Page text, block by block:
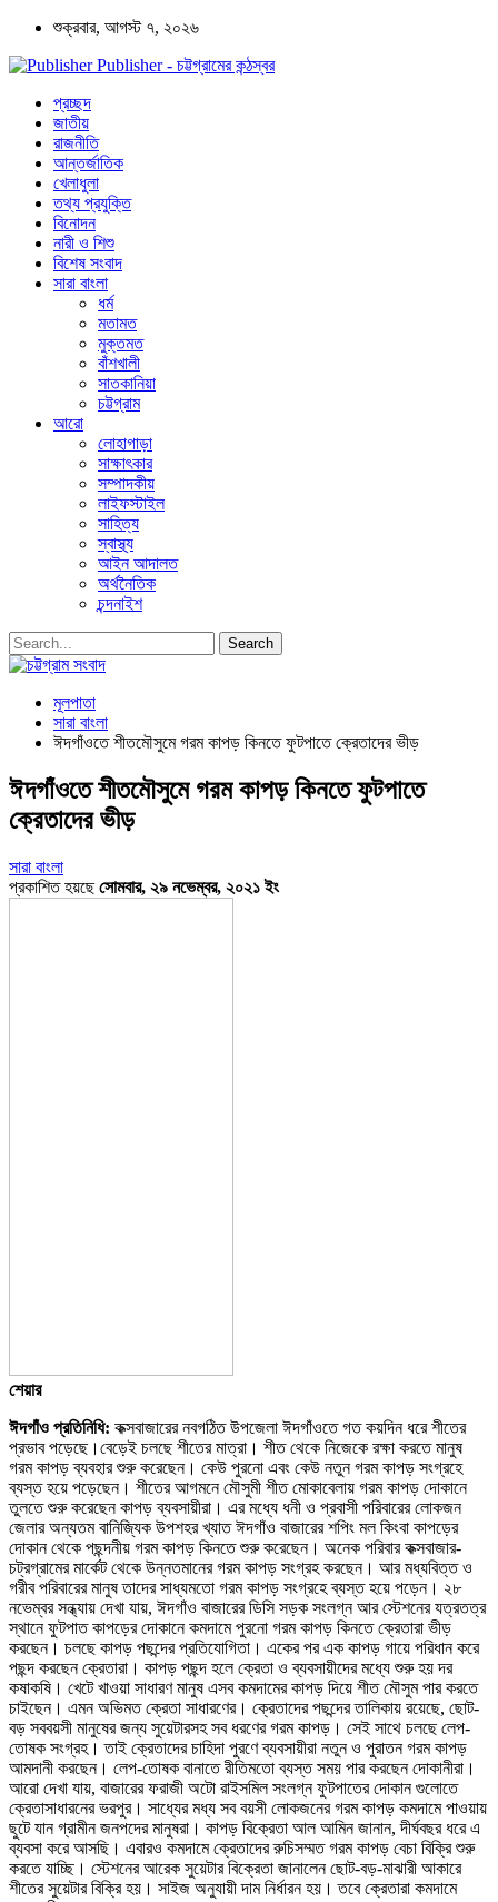
শুক্রবার, আগস্ট ৭, ২০২৬
Publisher - চট্টগ্রামের কন্ঠস্বর
প্রচ্ছদ
জাতীয়
রাজনীতি
আন্তর্জাতিক
খেলাধুলা
তথ্য প্রযুক্তি
বিনোদন
নারী ও শিশু
বিশেষ সংবাদ
সারা বাংলা
ধর্ম
মতামত
মুক্তমত
বাঁশখালী
সাতকানিয়া
চট্টগ্রাম
আরো
লোহাগাড়া
সাক্ষাৎকার
সম্পাদকীয়
লাইফস্টাইল
সাহিত্য
স্বাস্থ্য
আইন আদালত
অর্থনৈতিক
চন্দনাইশ
মূলপাতা
সারা বাংলা
ঈদগাঁওতে শীতমৌসুমে গরম কাপড় কিনতে ফুটপাতে ক্রেতাদের ভীড়
ঈদগাঁওতে শীতমৌসুমে গরম কাপড় কিনতে ফুটপাতে
ক্রেতাদের ভীড়
সারা বাংলা
প্রকাশিত হয়ছেসোমবার, ২৯ নভেম্বর, ২০২১ ইং
শেয়ার
ঈদগাঁও প্রতিনিধি: কক্সবাজারের নবগঠিত উপজেলা ঈদগাঁওতে গত কয়দিন ধরে শীতের
প্রভাব পড়েছে।বেড়েই চলছে শীতের মাত্রা। শীত থেকে নিজেকে রক্ষা করতে মানুষ
গরম কাপড় ব্যবহার শুরু করেছেন। কেউ পুরনো এবং কেউ নতুন গরম কাপড় সংগ্রহে
ব্যস্ত হয়ে পড়েছেন। শীতের আগমনে মৌসুমী শীত মোকাবেলায় গরম কাপড় দোকানে
তুলতে শুরু করেছেন কাপড় ব্যবসায়ীরা। এর মধ্যে ধনী ও প্রবাসী পরিবারের লোকজন
জেলার অন্যতম বানিজ্যিক উপশহর খ্যাত ঈদগাঁও বাজারের শপিং মল কিংবা কাপড়ের
দোকান থেকে পছন্দনীয় গরম কাপড় কিনতে শুরু করেছেন। অনেক পরিবার কক্সবাজার-
চট্রগ্রামের মার্কেট থেকে উন্নতমানের গরম কাপড় সংগ্রহ করছেন। আর মধ্যবিত্ত ও
গরীব পরিবারের মানুষ তাদের সাধ্যমতো গরম কাপড় সংগ্রহে ব্যস্ত হয়ে পড়েন। ২৮
নভেম্বর সন্ধ্যায় দেখা যায়, ঈদগাঁও বাজারের ডিসি সড়ক সংলগ্ন আর স্টেশনের যত্রতত্র
স্থানে ফুটপাত কাপড়ের দোকানে কমদামে পুরনো গরম কাপড় কিনতে ক্রেতারা ভীড়
করছেন। চলছে কাপড় পছন্দের প্রতিযোগিতা। একের পর এক কাপড় গায়ে পরিধান করে
পছন্দ করছেন ক্রেতারা। কাপড় পছন্দ হলে ক্রেতা ও ব্যবসায়ীদের মধ্যে শুরু হয় দর
কষাকষি। খেটে খাওয়া সাধারণ মানুষ এসব কমদামের কাপড় দিয়ে শীত মৌসুম পার করতে
চাইছেন। এমন অভিমত ক্রেতা সাধারণের। ক্রেতাদের পছন্দের তালিকায় রয়েছে, ছোট-
বড় সববয়সী মানুষের জন্য সুয়েটারসহ সব ধরণের গরম কাপড়। সেই সাথে চলছে লেপ-
তোষক সংগ্রহ। তাই ক্রেতাদের চাহিদা পুরণে ব্যবসায়ীরা নতুন ও পুরাতন গরম কাপড়
আমদানী করছেন। লেপ-তোষক বানাতে রীতিমতো ব্যস্ত সময় পার করছেন দোকানীরা।
আরো দেখা যায়, বাজারের ফরাজী অটো রাইসমিল সংলগ্ন ফুটপাতের দোকান গুলোতে
ক্রেতাসাধারনের ভরপুর। সাধ্যের মধ্য সব বয়সী লোকজনের গরম কাপড় কমদামে পাওয়ায়
ছুটে যান গ্রামীন জনপদের মানুষরা। কাপড় বিক্রেতা আল আমিন জানান, দীর্ঘবছর ধরে এ
ব্যবসা করে আসছি। এবারও কমদামে ক্রেতাদের রুচিসম্মত গরম কাপড় বেচা বিক্রি শুরু
করতে যাচ্ছি। স্টেশনের আরেক সুয়েটার বিক্রেতা জানালেন ছোট-বড়-মাঝারী আকারে
শীতের সুয়েটার বিক্রি হয়। সাইজ অনুযায়ী দাম নির্ধারন হয়। তবে ক্রেতারা কমদামে